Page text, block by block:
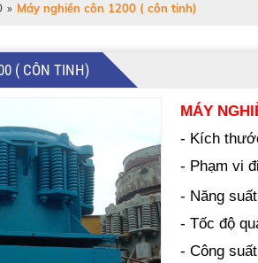
» Máy nghiền côn 1200 ( côn tinh)
( CÔN TINH)
MÁY
- Kích
- Phạm vi
- Năng
- Tốc độ
- Công